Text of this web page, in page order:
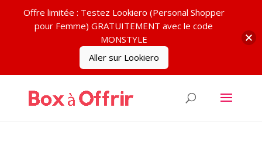
Offre limitée : Testez Lookiero (Personal Shopper
pour Femme) GRATUITEMENT avec le code
MONSTYLE
Aller sur Lookiero